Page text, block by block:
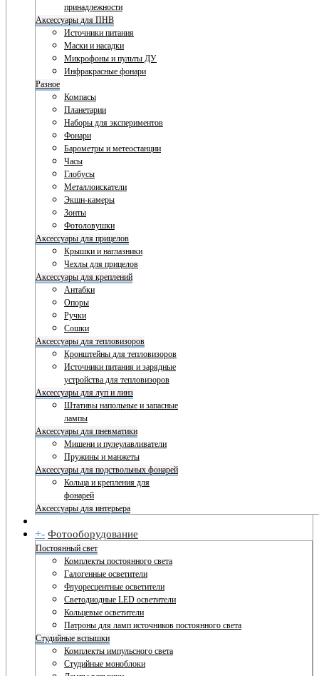
принадлежности
Аксессуары для ПНВ
Источники питания
Маски и насадки
Микрофоны и пульты ДУ
Инфракрасные фонари
Разное
Компасы
Планетарии
Наборы для экспериментов
Фонари
Барометры и метеостанции
Часы
Глобусы
Металлоискатели
Экшн-камеры
Зонты
Фотоловушки
Аксессуары для прицелов
Крышки и наглазники
Чехлы для прицелов
Аксессуары для креплений
Антабки
Опоры
Ручки
Сошки
Аксессуары для тепловизоров
Кронштейны для тепловизоров
Источники питания и зарядные
устройства для тепловизоров
Аксессуары для луп и линз
Штативы напольные и запасные
лампы
Аксессуары для пневматики
Мишени и пулеулавливатели
Пружины и манжеты
Аксессуары для подствольных фонарей
Кольца и крепления для
фонарей
Аксессуары для интерьера
+- Фотооборудование
Постоянный свет
Комплекты постоянного света
Галогенные осветители
Флуоресцентные осветители
Светодиодные LED осветители
Кольцевые осветители
Патроны для ламп источников постоянного света
Студийные вспышки
Комплекты импульсного света
Студийные моноблоки